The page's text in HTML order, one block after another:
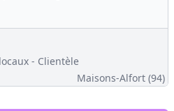
- Clientèle
Maisons-Alfort (94)